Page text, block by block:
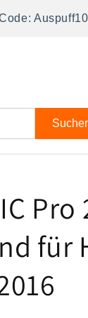
Auspuff10
für